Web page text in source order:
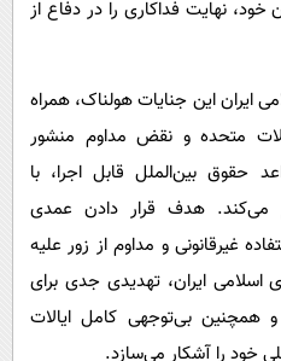
خود، نهایت فداکاری را در دفاع از
ایران این جنایات هولناک، همراه
متحده و نقض مداوم منشور
حقوق بین‌الملل قابل اجرا، با
هدف قرار دادن عمدی
غیرقانونی و مداوم از زور علیه
ایران، تهدیدی جدی برای
همچنین بی‌توجهی کامل ایالات
خود را آشکار می‌سازد.